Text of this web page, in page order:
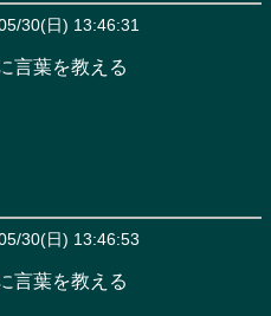
30(日) 13:46:31
言葉を教える
30(日) 13:46:53
言葉を教える